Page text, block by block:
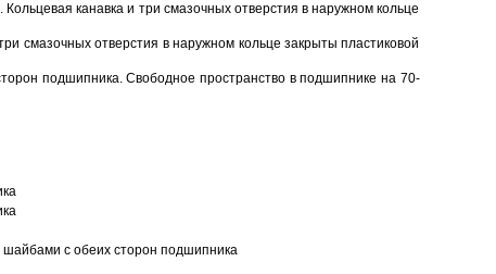
канавка и три смазочных отверстия в наружном кольце
смазочных отверстия в наружном кольце закрыты пластиковой
подшипника. Свободное пространство в подшипнике на 70-
с обеих сторон подшипника